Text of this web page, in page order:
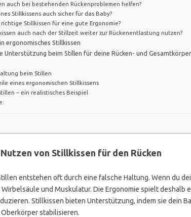
auch bei bestehenden Rückenproblemen helfen?
Stillkissens auch sicher für das Baby?
Stillkissen für eine gute Ergonomie?
auch nach der Stillzeit weiter zur Rückenentlastung nutzen?
ergonomisches Stillkissen
Unterstützung beim Stillen für deine Rücken- und
beim Stillen
eines ergonomischen Stillkissens
– ein realistisches Beispiel
von Stillkissen für den Rücken
entstehen oft durch eine falsche Haltung. Wenn du
und Muskulatur. Die Ergonomie spielt deshalb
Stillkissen bieten Unterstützung, indem sie dein
stabilisieren.